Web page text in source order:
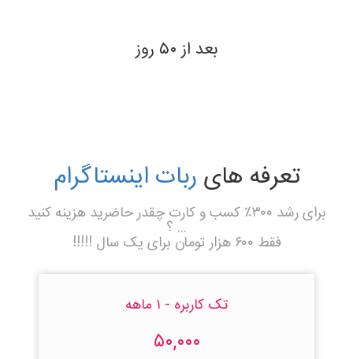
بعد از ۵۰ روز
تعرفه هایربات اینستاگرام
برای رشد ۳۰۰٪ کسب و کارت چقدر حاضرید هزینه کنید
... ؟
فقط ۶۰۰ هزار تومان برای یک سال !!!!!
تک کاربره - ۱ ماهه
۵۰,۰۰۰